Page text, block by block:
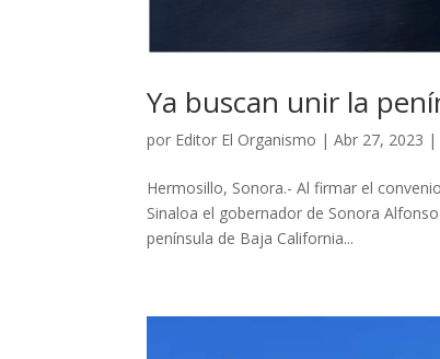
Ya buscan unir la
por Editor El Organismo |Abr 27, 2023 |
Hermosillo, Sonora.- Al firmar el
Sinaloa el gobernador de Sonora
península de Baja California...